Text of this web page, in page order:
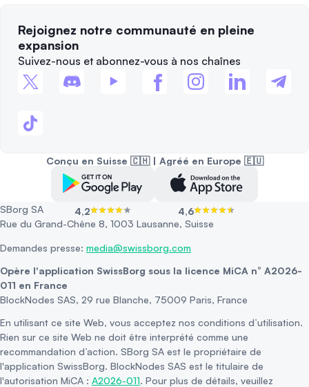
Rejoignez notre communauté en pleine
expansion
Suivez-nous et abonnez-vous à nos chaînes
Conçu en Suisse 🇨🇭 | Agréé en Europe 🇪🇺
4,2 4,6
SBorg SA
Rue du Grand-Chêne 8, 1003 Lausanne, Suisse
Demandes presse: media@swissborg.com
Opère l'application SwissBorg sous la licence MiCA n° A2026-
011 en France
BlockNodes SAS, 29 rue Blanche, 75009 Paris, France
En utilisant ce site Web, vous acceptez nos conditions d’utilisation.
Rien sur ce site Web ne doit être interprété comme une
recommandation d’action. SBorg SA est le propriétaire de
l'application SwissBorg. BlockNodes SAS est le titulaire de
l'autorisation MiCA : A2026-011. Pour plus de détails, veuillez